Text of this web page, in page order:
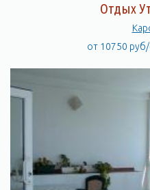
Отдых
от 10750